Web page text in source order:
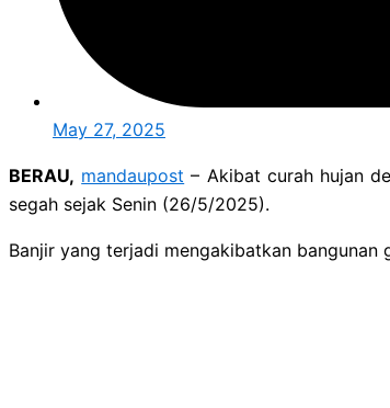
May 27, 2025
BERAU, mandaupost – Akibat curah hujan
segah sejak Senin (26/5/2025).
Banjir yang terjadi mengakibatkan bangunan